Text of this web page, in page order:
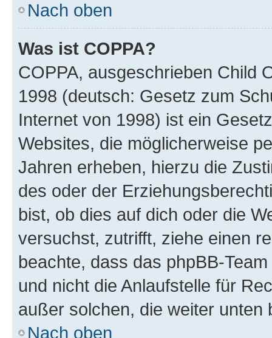
Nach oben
Was ist COPPA?
COPPA, ausgeschrieben Child
1998 (deutsch: Gesetz zum
Internet von 1998) ist ein
Websites, die möglicherweise
Jahren erheben, hierzu die
des oder der
bist, ob dies auf dich oder die
versuchst, zutrifft, ziehe einen
beachte, dass das phpBB-
und nicht die Anlaufstelle für
außer solchen, die weiter unten
Nach oben